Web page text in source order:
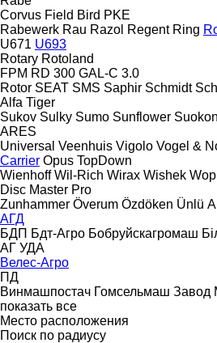
Corvus Field Bird PKE
Rabewerk Rau Razol Regent Ring
U671 U693
Rotary Rotoland
FPM RD 300 GAL-C 3.0
Rotor SEAT SMS Saphir Schmidt
Alfa Tiger
Sukov Sulky Sumo Sunflower
ARES
Universal Veenhuis Vigolo Vogel &
Carrier Opus TopDown
Wienhoff Wil-Rich Wirax Wishek
Disc Master Pro
Zunhammer Överum Özdöken Ünlü
АГД
БДП Бдт-Агро Бобруйскагромаш
АГ УДА
Велес-Агро
ПД
Винмашпостач Гомсельмаш Завод
показать все
Место расположения
Поиск по радиусу